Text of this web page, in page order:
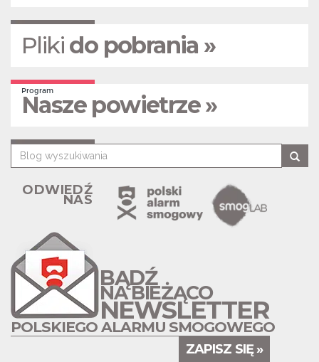
Pliki do pobrania »
Program
Nasze powietrze »
ODWIEDŹ
NAS
BĄDŹ
NA BIEŻĄCO
NEWSLETTER
POLSKIEGO ALARMU SMOGOWEGO
ZAPISZ SIĘ »